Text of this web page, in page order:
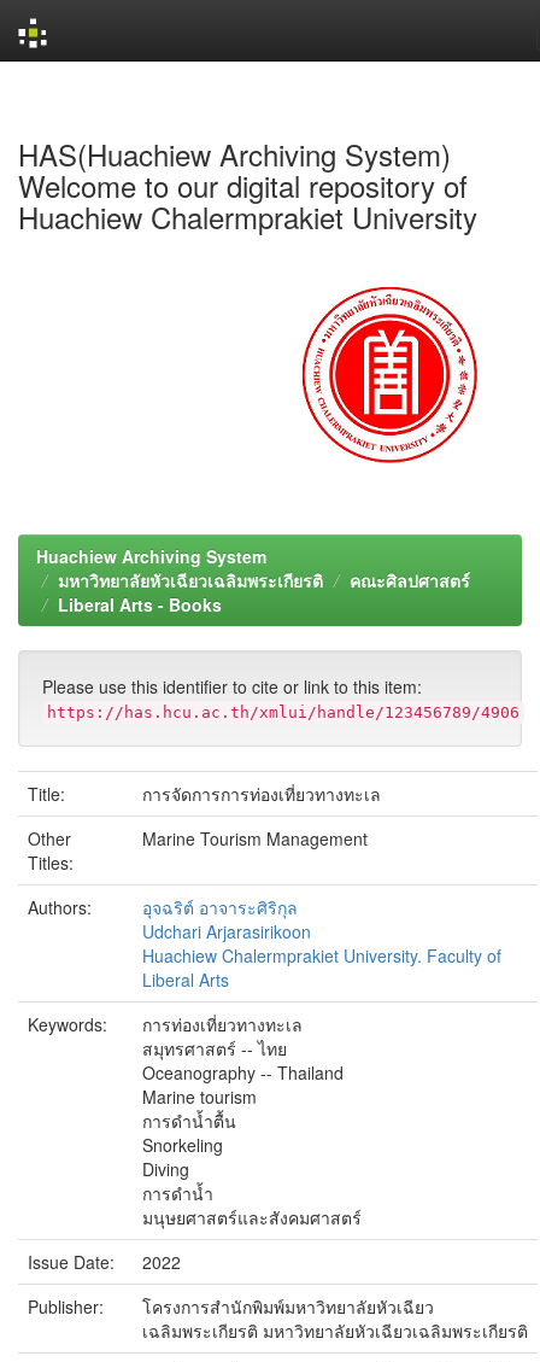
HAS(Huachiew Archiving System)
Welcome to our digital repository of
Huachiew Chalermprakiet University
Huachiew Archiving System
มหาวิทยาลัยหัวเฉียวเฉลิมพระเกียรติ
คณะศิลปศาสตร์
Liberal Arts - Books
Please use this identifier to cite or link to this item:
https://has.hcu.ac.th/xmlui/handle/123456789/4906
Title:
การจัดการการท่องเที่ยวทางทะเล
Other
Titles:
Marine Tourism Management
Authors:
อุจฉริต์ อาจาระศิริกุล
Udchari Arjarasirikoon
Huachiew Chalermprakiet University. Faculty of
Liberal Arts
Keywords:
การท่องเที่ยวทางทะเล
สมุทรศาสตร์ -- ไทย
Oceanography -- Thailand
Marine tourism
การดำน้ำตื้น
Snorkeling
Diving
การดำน้ำ
มนุษยศาสตร์และสังคมศาสตร์
Issue Date:
2022
Publisher:
โครงการสำนักพิมพ์มหาวิทยาลัยหัวเฉียว
เฉลิมพระเกียรติ มหาวิทยาลัยหัวเฉียวเฉลิมพระเกียรติ